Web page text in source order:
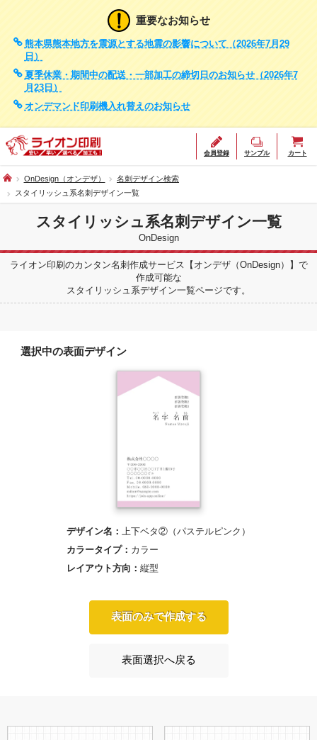
重要なお知らせ
熊本県熊本地方を震源とする地震の影響について（2026年7月29
日）
夏季休業・期間中の配送・一部加工の締切日のお知らせ（2026年7
月23日）
オンデマンド印刷機入れ替えのお知らせ
会員登録 サンプル カート
OnDesign（オンデザ）
名刺デザイン検索
スタイリッシュ系名刺デザイン一覧
スタイリッシュ系名刺デザイン一覧
OnDesign
ライオン印刷のカンタン名刺作成サービス【オンデザ（OnDesign）】で
作成可能な
スタイリッシュ系デザイン一覧ページです。
選択中の表面デザイン
デザイン名：
上下ベタ②（パステルピンク）
カラータイプ： カラー
レイアウト方向： 縦型
表面のみで作成する
表面選択へ戻る